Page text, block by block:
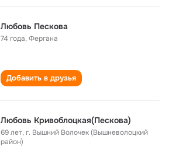
Любовь Пескова
74 года,Фергана
Добавить в друзья
Любовь Кривоблоцкая(Пескова)
69 лет,г. Вышний Волочек (Вышневолоцкий
район)